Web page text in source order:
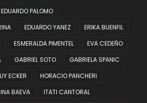
EDUARDO PALOMO
EDUARDO YANEZ
ERIKA BUENFIL
ESMERALDA PIMENTEL
EVA CEDEÑO
GABRIEL SOTO
GABRIELA SPANIC
ECKER
HORACIO PANCHERI
BAEVA
ITATI CANTORAL